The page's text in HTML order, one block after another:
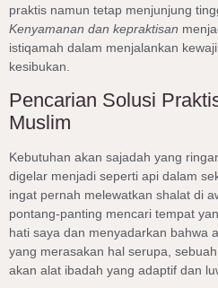
praktis namun tetap menjunjung
Kenyamanan dan kepraktisan
istiqamah dalam menjalankan
kesibukan.
Pencarian Solusi
Muslim
Kebutuhan akan sajadah yang
digelar menjadi seperti api dalam
ingat pernah melewatkan shalat di
pontang-panting mencari tempat
hati saya dan menyadarkan bahwa
yang merasakan hal serupa,
akan alat ibadah yang adaptif dan